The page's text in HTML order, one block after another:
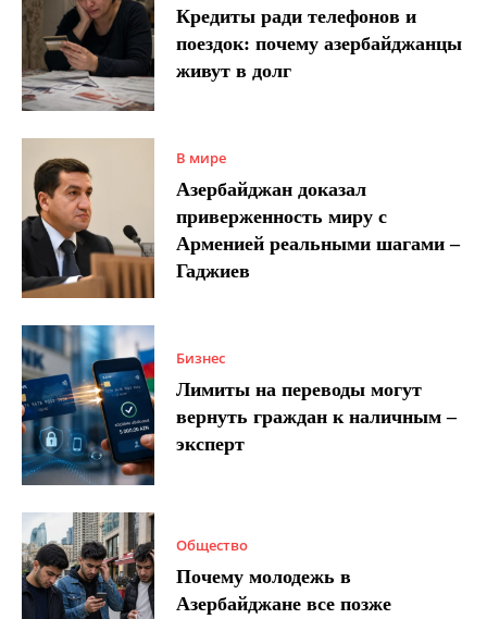
Кредиты ради телефонов и
поездок: почему азербайджанцы
живут в долг
В мире
Азербайджан доказал
приверженность миру с
Арменией реальными шагами –
Гаджиев
Бизнес
Лимиты на переводы могут
вернуть граждан к наличным –
эксперт
Общество
Почему молодежь в
Азербайджане все позже